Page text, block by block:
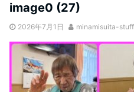
image0 (27)
2026年7月1日 minamisuita-stuff